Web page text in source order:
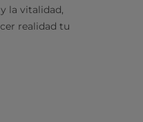
la vitalidad,
realidad tu